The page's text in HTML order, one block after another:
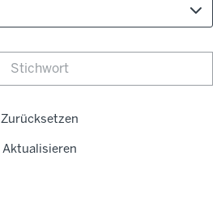
Zurücksetzen
Aktualisieren